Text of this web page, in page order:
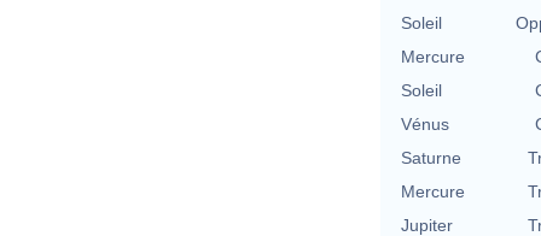
Soleil
Mercure
Soleil
Vénus
Saturne
Mercure
Jupiter